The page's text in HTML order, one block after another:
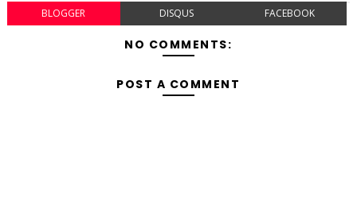
BLOGGER DISQUS FACEBOOK
NO COMMENTS:
POST A COMMENT